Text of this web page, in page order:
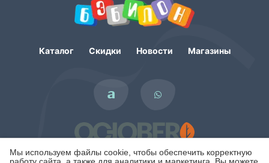
Мы используем файлы cookie, чтобы обеспечить корректную
Каталог Скидки Новости Магазины